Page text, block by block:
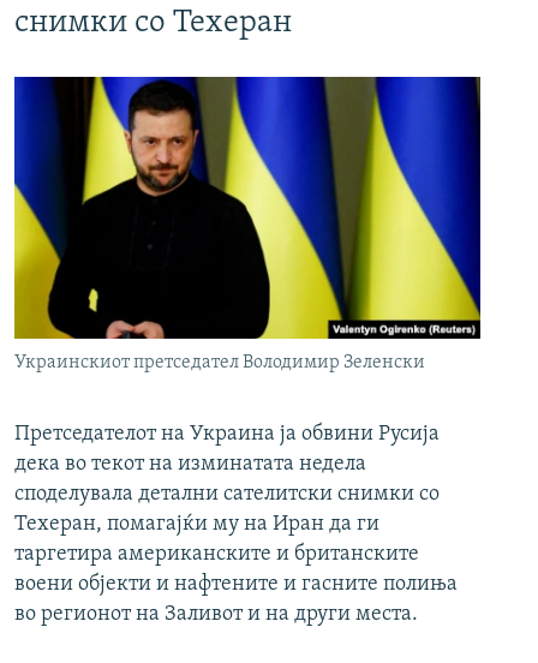
снимки со Техеран
Украинскиот претседател Володимир Зеленски
Претседателот на Украина ја обвини Русија
дека во текот на изминатата недела
споделувала детални сателитски снимки со
Техеран, помагајќи му на Иран да ги
таргетира американските и британските
воени објекти и нафтените и гасните полиња
во регионот на Заливот и на други места.